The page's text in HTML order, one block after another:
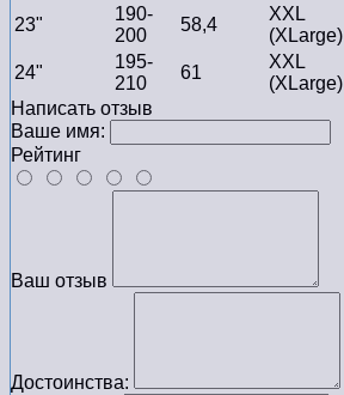
23"
190-
200
58,4
XXL
(XLarge)
24"
195-
210
61
XXL
(XLarge)
Написать отзыв
Ваше имя:
Рейтинг
Ваш отзыв
Достоинства: